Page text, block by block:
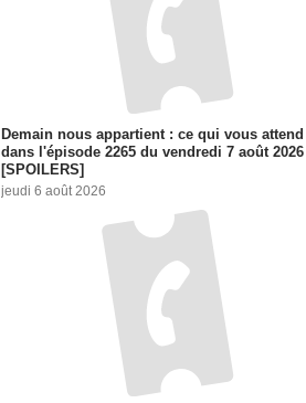
Demain nous appartient : ce qui vous attend
dans l'épisode 2265 du vendredi 7 août 2026
[SPOILERS]
jeudi 6 août 2026